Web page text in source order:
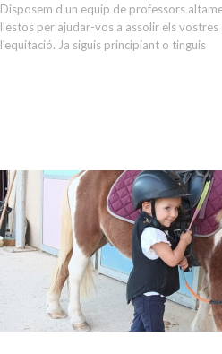
Disposem d'un equip de professors
llestos per ajudar-vos a assolir els
l'equitació. Ja siguis principiant o tinguis